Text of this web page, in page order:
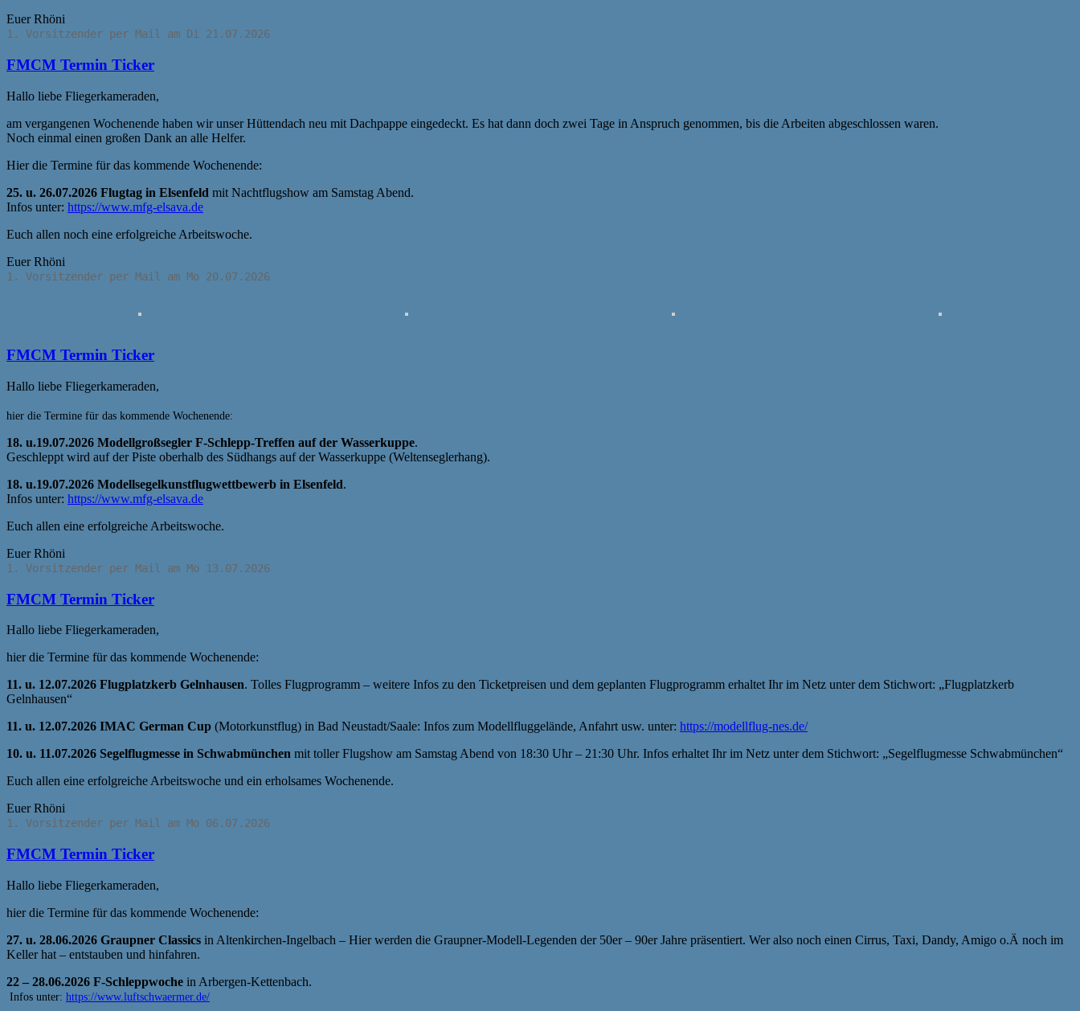
Euer Rhöni
1. Vorsitzender per Mail am Di 21.07.2026
FMCM Termin Ticker
Hallo liebe Fliegerkameraden,
am vergangenen Wochenende haben wir unser Hüttendach neu mit Dachpappe eingedeckt. Es hat dann doch zwei Tage in Anspruch genommen, bis die Arbeiten abgeschlossen waren.
Noch einmal einen großen Dank an alle Helfer.
Hier die Termine für das kommende Wochenende:
25. u. 26.07.2026 Flugtag in Elsenfeld mit Nachtflugshow am Samstag Abend.
Infos unter: https://www.mfg-elsava.de
Euch allen noch eine erfolgreiche Arbeitswoche.
Euer Rhöni
1. Vorsitzender per Mail am Mo 20.07.2026
FMCM Termin Ticker
Hallo liebe Fliegerkameraden,
hier die Termine für das kommende Wochenende:
18. u.19.07.2026 Modellgroßsegler F-Schlepp-Treffen auf der Wasserkuppe.
Geschleppt wird auf der Piste oberhalb des Südhangs auf der Wasserkuppe (Weltenseglerhang).
18. u.19.07.2026 Modellsegelkunstflugwettbewerb in Elsenfeld.
Infos unter: https://www.mfg-elsava.de
Euch allen eine erfolgreiche Arbeitswoche.
Euer Rhöni
1. Vorsitzender per Mail am Mo 13.07.2026
FMCM Termin Ticker
Hallo liebe Fliegerkameraden,
hier die Termine für das kommende Wochenende:
11. u. 12.07.2026 Flugplatzkerb Gelnhausen. Tolles Flugprogramm – weitere Infos zu den Ticketpreisen und dem geplanten Flugprogramm erhaltet Ihr im Netz unter dem Stichwort: „Flugplatzkerb
Gelnhausen“
11. u. 12.07.2026 IMAC German Cup (Motorkunstflug) in Bad Neustadt/Saale: Infos zum Modellfluggelände, Anfahrt usw. unter: https://modellflug-nes.de/
10. u. 11.07.2026 Segelflugmesse in Schwabmünchen mit toller Flugshow am Samstag Abend von 18:30 Uhr – 21:30 Uhr. Infos erhaltet Ihr im Netz unter dem Stichwort: „Segelflugmesse Schwabmünchen“
Euch allen eine erfolgreiche Arbeitswoche und ein erholsames Wochenende.
Euer Rhöni
1. Vorsitzender per Mail am Mo 06.07.2026
FMCM Termin Ticker
Hallo liebe Fliegerkameraden,
hier die Termine für das kommende Wochenende:
27. u. 28.06.2026 Graupner Classics in Altenkirchen-Ingelbach – Hier werden die Graupner-Modell-Legenden der 50er – 90er Jahre präsentiert. Wer also noch einen Cirrus, Taxi, Dandy, Amigo o.Ä noch im
Keller hat – entstauben und hinfahren.
22 – 28.06.2026 F-Schleppwoche in Arbergen-Kettenbach.
Infos unter: https://www.luftschwaermer.de/